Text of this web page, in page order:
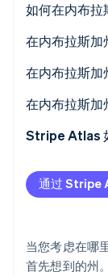
如何在内布拉
在内布拉斯加
在内布拉斯加
符合要求的企
注册代理人
公司成立文件
公布的法律通
税务注册
在内布拉斯加
备案费用
名称预留（
法律公告发布
两年期报告
Stripe Atlas
申请使用
在获取雇主识
自动提交
通过 Stripe
当您考虑在哪
首先想到的州